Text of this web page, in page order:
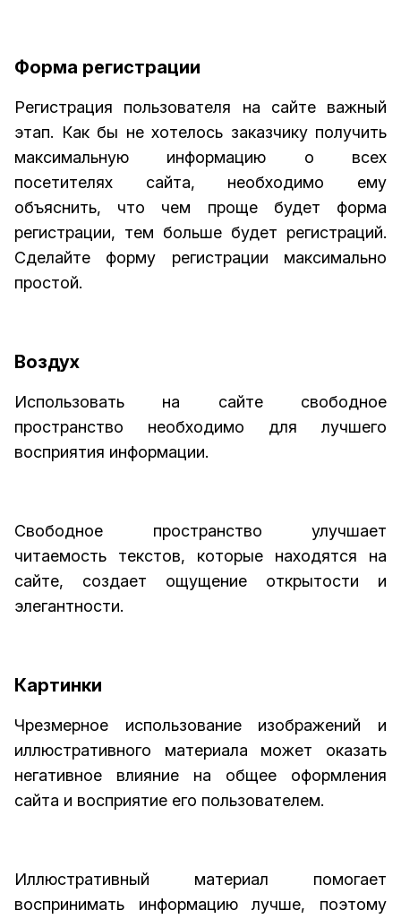
Форма регистрации
Регистрация пользователя на сайте важный
этап. Как бы не хотелось заказчику получить
максимальную информацию о всех
посетителях сайта, необходимо ему
объяснить, что чем проще будет форма
регистрации, тем больше будет регистраций.
Сделайте форму регистрации максимально
простой.
Воздух
Использовать на сайте свободное
пространство необходимо для лучшего
восприятия информации.
Свободное пространство улучшает
читаемость текстов, которые находятся на
сайте, создает ощущение открытости и
элегантности.
Картинки
Чрезмерное использование изображений и
иллюстративного материала может оказать
негативное влияние на общее оформления
сайта и восприятие его пользователем.
Иллюстративный материал помогает
воспринимать информацию лучше, поэтому